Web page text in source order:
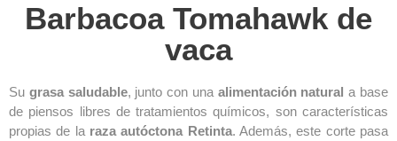
Barbacoa Tomahawk de
vaca
Su grasa saludable, junto con una alimentación natural a base
de piensos libres de tratamientos químicos, son características
propias de la raza autóctona Retinta. Además, este corte pasa